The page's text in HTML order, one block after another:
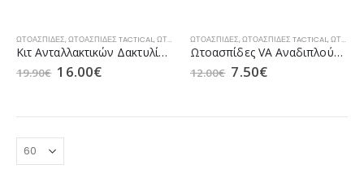
ΩΤΟΑΣΠΊΔΕΣ,ΩΤΟΑΣΠΊΔΕΣ TACTICAL,ΩΤΟΑΣΠΊΔΕΣ ΚΥΝΗΓΙΟΎ
Κιτ Ανταλλακτικών Δακτυλίων Sordin Supreme PVC (60089-S)
19.90€ 16.00€
ΩΤΟΑΣΠΊΔΕΣ,ΩΤΟΑΣΠΊΔΕΣ TACTICAL,ΩΤΟΑΣΠΊΔΕΣ ΚΥΝΗΓΙΟΎ
Ωτοασπίδες VA Αναδιπλούμενες Black 273048
12.00€ 7.50€